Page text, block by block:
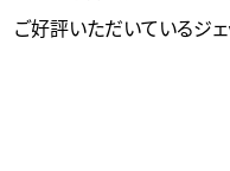
ご好評いただいているジェ